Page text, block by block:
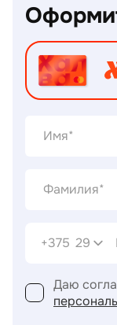
+375 29
Даю